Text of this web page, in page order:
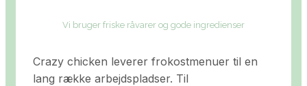
Vi bruger friske råvarer og gode ingredienser
Crazy chicken leverer frokostmenuer til en
lang række arbejdspladser. Til